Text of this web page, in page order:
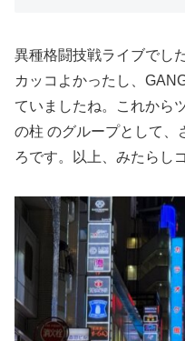
異種格闘技戦ライブでし
カッコよかったし、
ていましたね。これから
の柱 のグループとして、
ろです。以上、みたらし